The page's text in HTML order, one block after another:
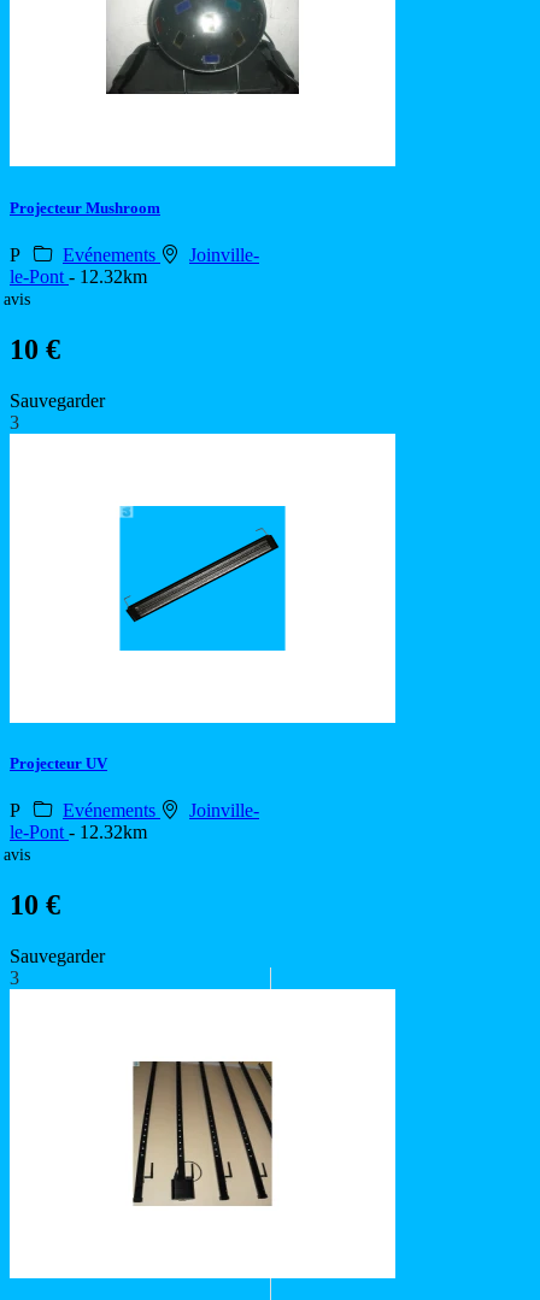
Projecteur Mushroom
P Evénements
Joinville-
le-Pont - 12.32km
avis
10 €
Sauvegarder
3
Projecteur UV
P Evénements
Joinville-
le-Pont - 12.32km
avis
10 €
Sauvegarder
3